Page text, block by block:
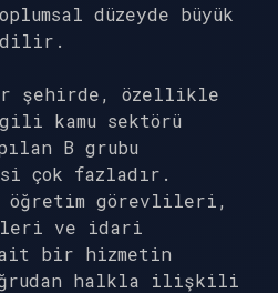
düzeyde büyük
şehirde, özellikle
kamu sektörü
B grubu
çok fazladır.
öğretim görevlileri,
ve idari
ait bir hizmetin
halkla ilişkili